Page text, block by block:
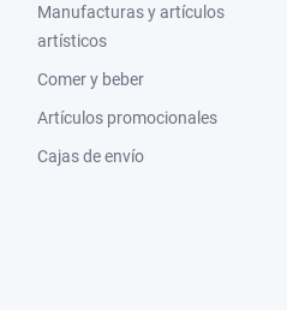
Manufacturas y artículos
artísticos
Comer y beber
Artículos promocionales
Cajas de envío